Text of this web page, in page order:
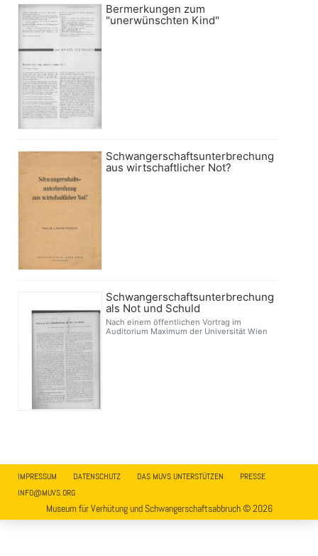
Bermerkungen zum
"unerwünschten Kind"
Schwangerschaftsunterbrechung
aus wirtschaftlicher Not?
Schwangerschaftsunterbrechung
als Not und Schuld
Nach einem öffentlichen Vortrag im
Auditorium Maximum der Universität Wien
IMPRESSUM DATENSCHUTZ DAS MUVS UNTERSTÜTZEN
PRESSE
INFO@MUVS.ORG
Museum für Verhütung und Schwangerschaftsabbruch © 2026